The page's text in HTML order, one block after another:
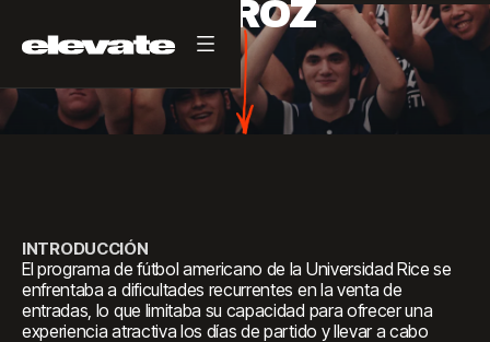
ARROZ
INTRODUCCIÓN
El programa de fútbol americano de la Universidad Rice se
enfrentaba a dificultades recurrentes en la venta de
entradas, lo que limitaba su capacidad para ofrecer una
experiencia atractiva los días de partido y llevar a cabo